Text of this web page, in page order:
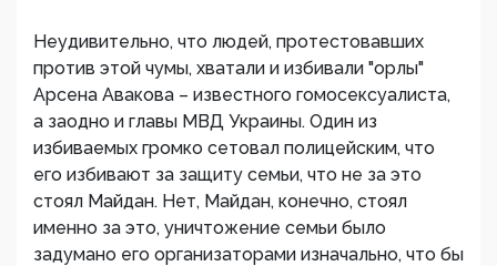
Неудивительно, что людей, протестовавших
против этой чумы, хватали и избивали "орлы"
Арсена Авакова – известного гомосексуалиста,
а заодно и главы МВД Украины. Один из
избиваемых громко сетовал полицейским, что
его избивают за защиту семьи, что не за это
стоял Майдан. Нет, Майдан, конечно, стоял
именно за это, уничтожение семьи было
задумано его организаторами изначально, что бы